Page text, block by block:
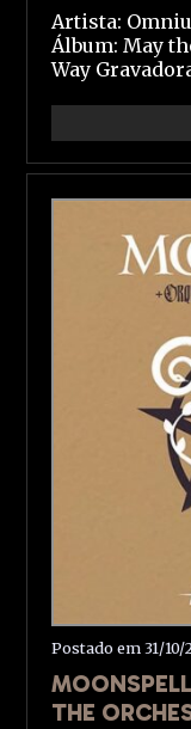
Artista:
Álbum: May
Way
Postado em 31/10/
THE